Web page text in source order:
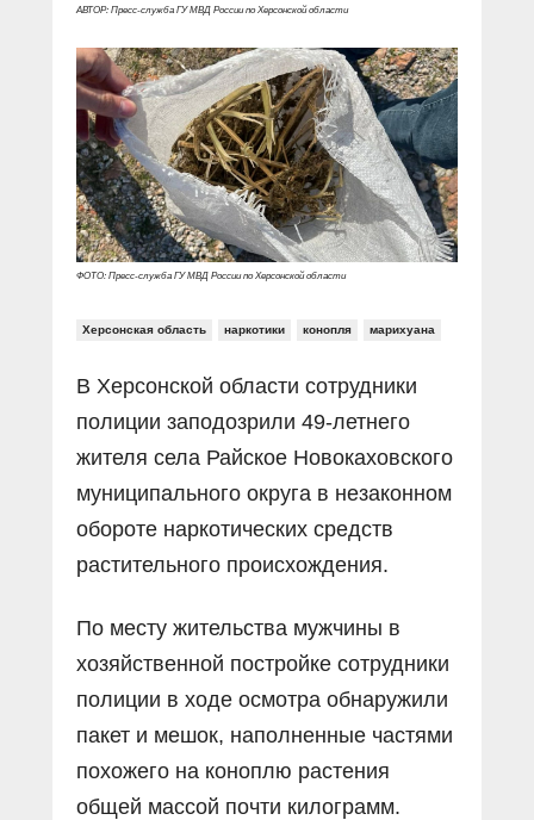
Социальные ролики
Документальные фильмы
Прямой разговор
Специальный репортаж
КиберПОСТОВОЙ
Журнал «Полиция России»
Контакты
Вакансии
АВТОР: Пресс-служба ГУ МВД России по Херсонской области
ФОТО: Пресс-служба ГУ МВД России по Херсонской области
Херсонская область наркотики конопля марихуана
В Херсонской области сотрудники
полиции заподозрили 49-летнего
жителя села Райское Новокаховского
муниципального округа в незаконном
обороте наркотических средств
растительного происхождения.
По месту жительства мужчины в
хозяйственной постройке сотрудники
полиции в ходе осмотра обнаружили
пакет и мешок, наполненные частями
похожего на коноплю растения
общей массой почти килограмм.